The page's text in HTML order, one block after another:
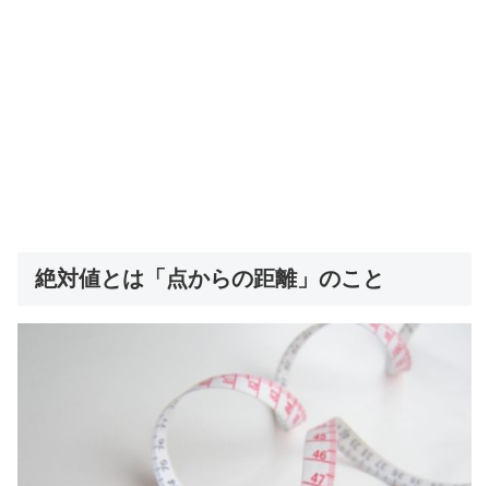
絶対値とは「点からの距離」のこと